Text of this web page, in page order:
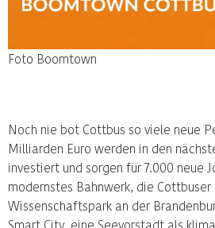
Foto Boomtown
Noch nie bot Cottbus so viele neue
Milliarden Euro werden in den
investiert und sorgen für 7.000 neue
modernstes Bahnwerk, die
Wissenschaftspark an der
Smart City, eine Seevorstadt als